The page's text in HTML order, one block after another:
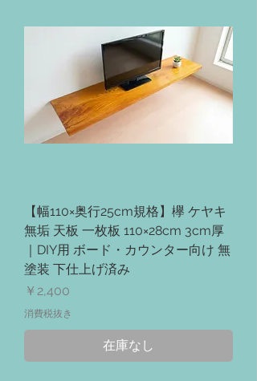
【幅110×奥行25cm規格】欅 ケヤキ
無垢 天板 一枚板 110×28cm 3cm厚
｜DIY用 ボード・カウンター向け 無
塗装 下仕上げ済み
価格
￥2,400
消費税抜き
在庫なし